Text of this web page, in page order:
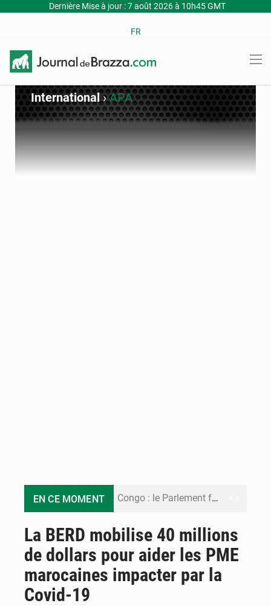
Dernière Mise à jour : 7 août 2026 à 10h45 GMT
FR
International›APA
EN CE MOMENT Congo : le Parlement formule 28 recommandations sur le Cadre budgétaire 2027-2029
Congo : la Grande foire agricole pour renforcer la souveraineté alimentaire
Congo-RDC : Brazzaville et Kinshasa renforcent leur coopération en faveur de la jeunesse
La BERD mobilise 40 millions
de dollars pour aider les PME
marocaines impacter par la
Covid-19